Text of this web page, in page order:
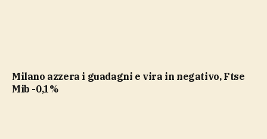
Milano azzera i guadagni e vira in negativo, Ftse
Mib -0,1%